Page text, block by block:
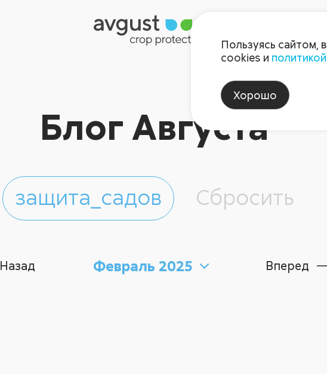
Блог Августа
защита_садов Сбросить
Назад Февраль 2025 Вперед
Пользуясь сайтом,
cookies и
Хорошо